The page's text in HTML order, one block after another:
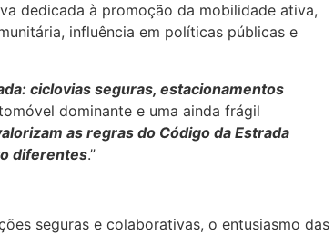
dedicada à promoção da mobilidade ativa,
influência em políticas públicas e
ciclovias seguras, estacionamentos
dominante e uma ainda frágil
as regras do Código da Estrada
diferentes.”
seguras e colaborativas, o entusiasmo das